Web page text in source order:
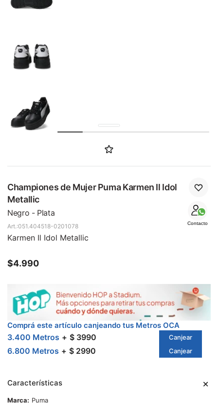
Championes de Mujer Puma Karmen Il Idol
Metallic
Negro - Plata
Contacto
051.404518-0201078
Karmen Il Idol Metallic
$4.990
Comprá este artículo canjeando tus Metros OCA
3.400 Metros $ 3990 Canjear
6.800 Metros $ 2990 Canjear
Características
Marca
Puma